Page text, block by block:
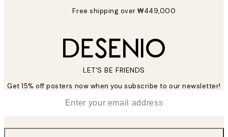
Free shipping over ₩449,000
LET’S BE FRIENDS
Get 15% off posters now when you subscribe to our newsletter!